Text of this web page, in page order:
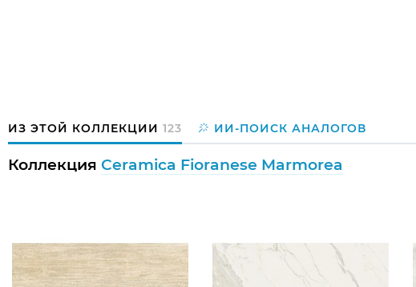
ИЗ ЭТОЙ КОЛЛЕКЦИИ 123 ИИ-ПОИСК АНАЛОГОВ
Коллекция Ceramica Fioranese Marmorea